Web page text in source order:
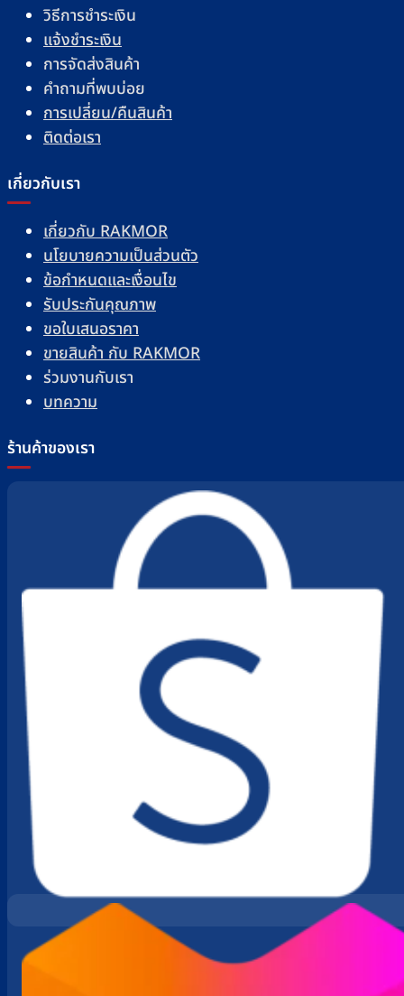
วิธีการชำระเงิน
แจ้งชำระเงิน
การจัดส่งสินค้า
คำถามที่พบบ่อย
การเปลี่ยน/คืนสินค้า
ติดต่อเรา
เกี่ยวกับเรา
เกี่ยวกับ RAKMOR
นโยบายความเป็นส่วนตัว
ข้อกำหนดและเงื่อนไข
รับประกันคุณภาพ
ขอใบเสนอราคา
ขายสินค้า กับ RAKMOR
ร่วมงานกับเรา
บทความ
ร้านค้าของเรา